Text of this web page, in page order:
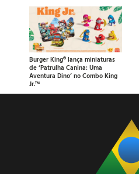
Burger King® lança miniaturas
de ‘Patrulha Canina: Uma
Aventura Dino’ no Combo King
Jr.™